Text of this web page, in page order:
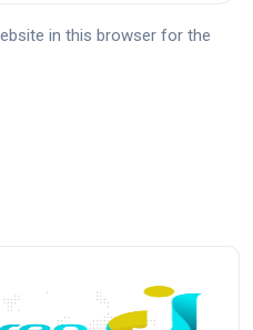
in this browser for the